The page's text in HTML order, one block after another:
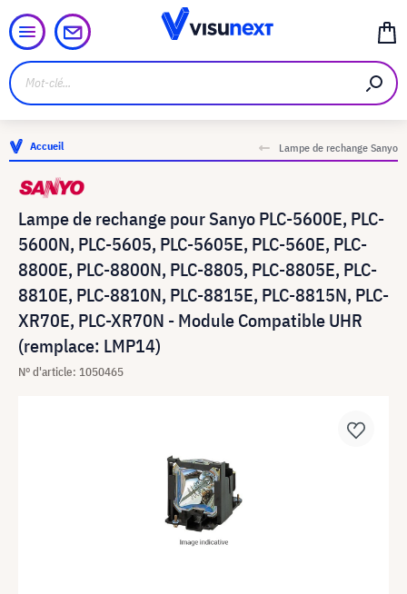
Accueil Lampe de rechange Sanyo
Lampe de rechange pour Sanyo PLC-5600E, PLC-
5600N, PLC-5605, PLC-5605E, PLC-560E, PLC-
8800E, PLC-8800N, PLC-8805, PLC-8805E, PLC-
8810E, PLC-8810N, PLC-8815E, PLC-8815N, PLC-
XR70E, PLC-XR70N - Module Compatible UHR
(remplace: LMP14)
N° d'article: 1050465